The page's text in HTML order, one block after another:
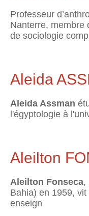
Professeur
Nanterre, membre
de sociologie
Aleida
Aleida Assman
l'égyptologie à
Aleilton
Aleilton Fonseca,
Bahia) en 1959,
enseign